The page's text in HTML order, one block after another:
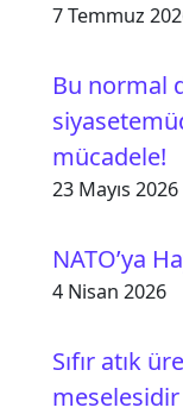
7 Temmuz
Bu normal
mücadele!
23 Mayıs 2026
NATO’ya
4 Nisan 2026
Sıfır atık
meselesidir